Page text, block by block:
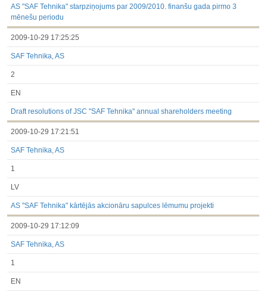
AS "SAF Tehnika" starpziņojums par 2009/2010. finanšu gada pirmo 3
mēnešu periodu
2009-10-29 17:25:25
SAF Tehnika, AS
2
EN
Draft resolutions of JSC "SAF Tehnika" annual shareholders meeting
2009-10-29 17:21:51
SAF Tehnika, AS
1
LV
AS "SAF Tehnika" kārtējās akcionāru sapulces lēmumu projekti
2009-10-29 17:12:09
SAF Tehnika, AS
1
EN